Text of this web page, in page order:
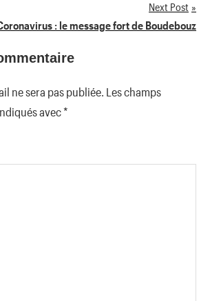
Next Post
: le message fort de Boudebouz
ne sera pas publiée. Les champs
avec*